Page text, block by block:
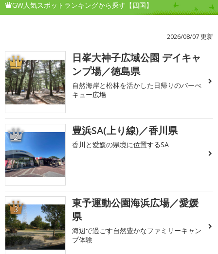
GW人気スポットランキングから探す【四国】
2026/08/07 更新
1
日峯大神子広域公園 デイキャ
ンプ場／徳島県
自然海岸と松林を活かした日帰りのバーべ
キュー広場
2 豊浜SA(上り線)／香川県
香川と愛媛の県境に位置するSA
3
東予運動公園海浜広場／愛媛
県
海辺で過ごす自然豊かなファミリーキャン
プ体験